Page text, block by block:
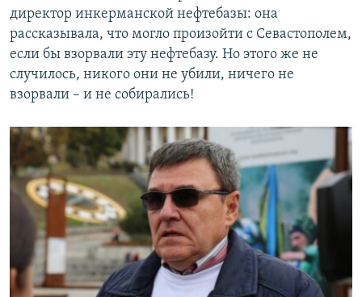
директор инкерманской нефтебазы: она
рассказывала, что могло произойти с Севастополем,
если бы взорвали эту нефтебазу. Но этого же не
случилось, никого они не убили, ничего не
взорвали – и не собирались!